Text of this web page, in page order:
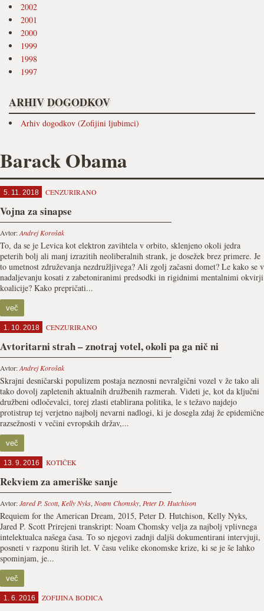
2002
2001
2000
1999
1998
1997
ARHIV DOGODKOV
Arhiv dogodkov (Zofijini ljubimci)
Barack Obama
5. 11. 2018 CENZURIRANO
Vojna za sinapse
Avtor:Andrej Korošak
To, da se je Levica kot elektron zavihtela v orbito, sklenjeno okoli jedra
peterih bolj ali manj izrazitih neoliberalnih strank, je dosežek brez primere. Je
to umetnost združevanja nezdružljivega? Ali zgolj začasni domet? Le kako se v
nadaljevanju kosati z zabetoniranimi predsodki in rigidnimi mentalnimi okvirji
koalicije? Kako prepričati...
več
1. 10. 2018 CENZURIRANO
Avtoritarni strah – znotraj votel, okoli pa ga nič ni
Avtor:Andrej Korošak
Skrajni desničarski populizem postaja neznosni nevralgični vozel v že tako ali
tako dovolj zapletenih aktualnih družbenih razmerah. Videti je, kot da ključni
družbeni odločevalci, torej zlasti etablirana politika, le s težavo najdejo
protistrup tej verjetno najbolj nevarni nadlogi, ki je dosegla zdaj že epidemične
razsežnosti v večini evropskih držav,...
več
13. 9. 2016 KOTIČEK
Rekviem za ameriške sanje
Avtor:Jared P. Scott, Kelly Nyks, Noam Chomsky, Peter D. Hutchison
Requiem for the American Dream, 2015, Peter D. Hutchison, Kelly Nyks,
Jared P. Scott Prirejeni transkript: Noam Chomsky velja za najbolj vplivnega
intelektualca našega časa. To so njegovi zadnji daljši dokumentirani intervjuji,
posneti v razponu štirih let. V času velike ekonomske krize, ki se je še lahko
spominjam, je...
več
1. 6. 2016 ZOFIJINA BODICA